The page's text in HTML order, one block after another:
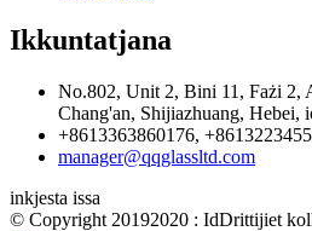
Ikkuntatjana
No.802, Unit 2, Bini 11, Fażi 2,
Chang'an, Shijiazhuang, Hebei,
+8613363860176,
manager@qqglassltd.com
inkjesta issa
© Copyright 20192020 : IdDrittijiet